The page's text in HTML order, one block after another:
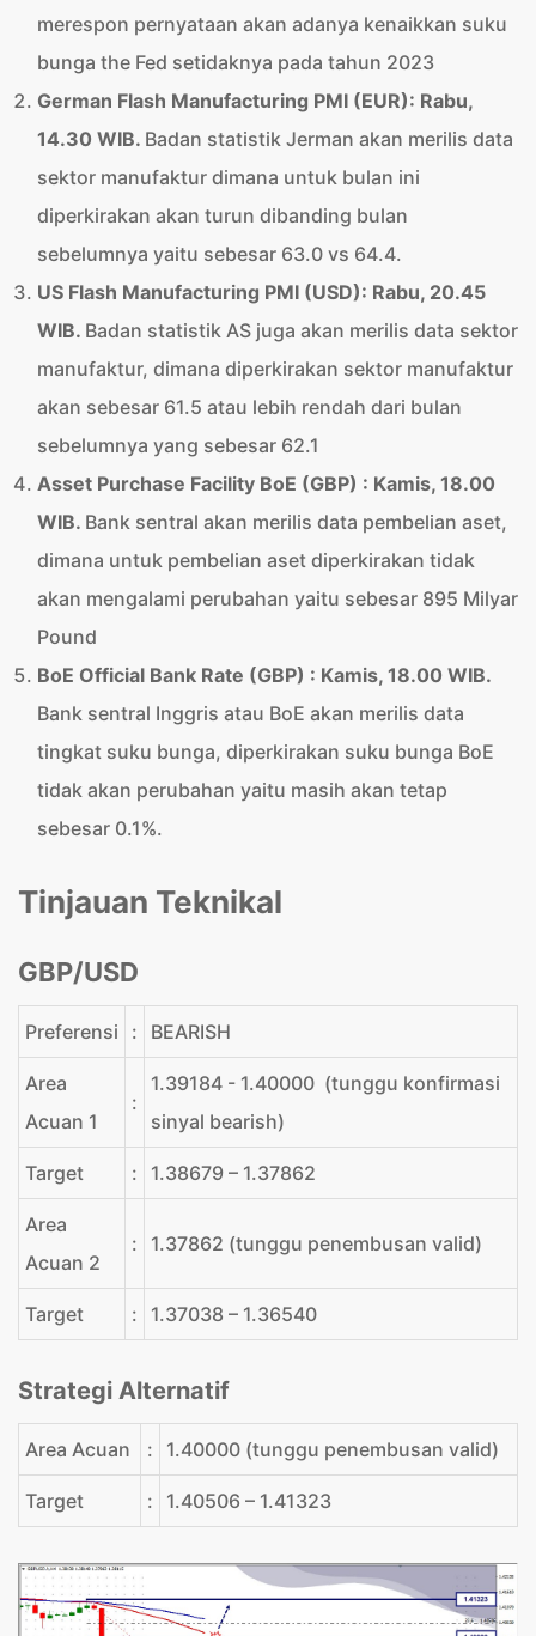
merespon pernyataan akan adanya kenaikkan suku
bunga the Fed setidaknya pada tahun 2023
German Flash Manufacturing PMI (EUR): Rabu,
14.30 WIB. Badan statistik Jerman akan merilis data
sektor manufaktur dimana untuk bulan ini
diperkirakan akan turun dibanding bulan
sebelumnya yaitu sebesar 63.0 vs 64.4.
US Flash Manufacturing PMI (USD): Rabu, 20.45
WIB. Badan statistik AS juga akan merilis data sektor
manufaktur, dimana diperkirakan sektor manufaktur
akan sebesar 61.5 atau lebih rendah dari bulan
sebelumnya yang sebesar 62.1
Asset Purchase Facility BoE (GBP) : Kamis, 18.00
WIB. Bank sentral akan merilis data pembelian aset,
dimana untuk pembelian aset diperkirakan tidak
akan mengalami perubahan yaitu sebesar 895 Milyar
Pound
BoE Official Bank Rate (GBP) : Kamis, 18.00 WIB.
Bank sentral Inggris atau BoE akan merilis data
tingkat suku bunga, diperkirakan suku bunga BoE
tidak akan perubahan yaitu masih akan tetap
sebesar 0.1%.
Tinjauan Teknikal
GBP/USD
Preferensi : BEARISH
Area
Acuan 1
:
1.39184 - 1.40000 (tunggu konfirmasi
sinyal bearish)
Target : 1.38679 – 1.37862
Area
Acuan 2
: 1.37862 (tunggu penembusan valid)
Target : 1.37038 – 1.36540
Strategi Alternatif
Area Acuan : 1.40000 (tunggu penembusan valid)
Target : 1.40506 – 1.41323